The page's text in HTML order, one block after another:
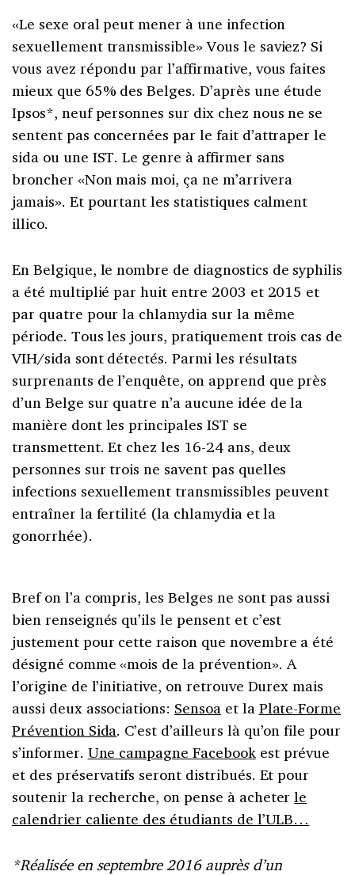
«Le sexe oral peut mener à une infection
sexuellement transmissible» Vous le saviez? Si
vous avez répondu par l’affirmative, vous faites
mieux que 65% des Belges. D’après une étude
Ipsos*, neuf personnes sur dix chez nous ne se
sentent pas concernées par le fait d’attraper le
sida ou une IST. Le genre à affirmer sans
broncher «Non mais moi, ça ne m’arrivera
jamais». Et pourtant les statistiques calment
illico.
En Belgique, le nombre de diagnostics de syphilis
a été multiplié par huit entre 2003 et 2015 et
par quatre pour la chlamydia sur la même
période. Tous les jours, pratiquement trois cas de
VIH/sida sont détectés. Parmi les résultats
surprenants de l’enquête, on apprend que près
d’un Belge sur quatre n’a aucune idée de la
manière dont les principales IST se
transmettent. Et chez les 16-24 ans, deux
personnes sur trois ne savent pas quelles
infections sexuellement transmissibles peuvent
entraîner la fertilité (la chlamydia et la
gonorrhée).
Bref on l’a compris, les Belges ne sont pas aussi
bien renseignés qu’ils le pensent et c’est
justement pour cette raison que novembre a été
désigné comme «mois de la prévention». A
l’origine de l’initiative, on retrouve Durex mais
aussi deux associations: Sensoa et la Plate-Forme
Prévention Sida. C’est d’ailleurs là qu’on file pour
s’informer. Une campagne Facebookest prévue
et des préservatifs seront distribués. Et pour
soutenir la recherche, on pense à acheterle
calendrier caliente des étudiants de l’ULB…
*Réalisée en septembre 2016 auprès d’un